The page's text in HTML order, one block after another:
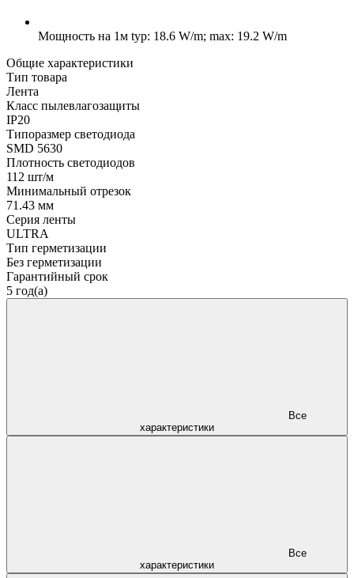
Мощность на 1м typ: 18.6 W/m; max: 19.2 W/m
Общие характеристики
Тип товара
Лента
Класс пылевлагозащиты
IP20
Типоразмер светодиода
SMD 5630
Плотность светодиодов
112 шт/м
Минимальный отрезок
71.43 мм
Серия ленты
ULTRA
Тип герметизации
Без герметизации
Гарантийный срок
5 год(а)
характеристики
характеристики